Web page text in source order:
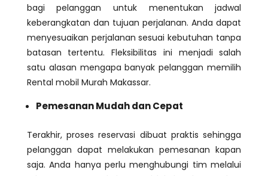
bagi pelanggan untuk menentukan jadwal
keberangkatan dan tujuan perjalanan. Anda dapat
menyesuaikan perjalanan sesuai kebutuhan tanpa
batasan tertentu. Fleksibilitas ini menjadi salah
satu alasan mengapa banyak pelanggan memilih
Rental mobil Murah Makassar.
Pemesanan Mudah dan Cepat
Terakhir, proses reservasi dibuat praktis sehingga
pelanggan dapat melakukan pemesanan kapan
saja. Anda hanya perlu menghubungi tim melalui